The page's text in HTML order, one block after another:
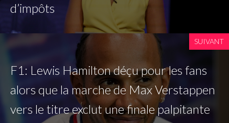
d’impôts
SUIVANT
F1: Lewis Hamilton déçu pour les fans
alors que la marche de Max Verstappen
vers le titre exclut une finale palpitante